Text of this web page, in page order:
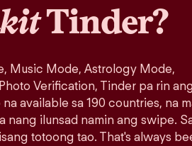
Tinder?
Music Mode, Astrology Mode,
Verification, Tinder pa rin
available sa 190 countries, na
nang ilunsad namin ang swipe.
totoong tao. That's always